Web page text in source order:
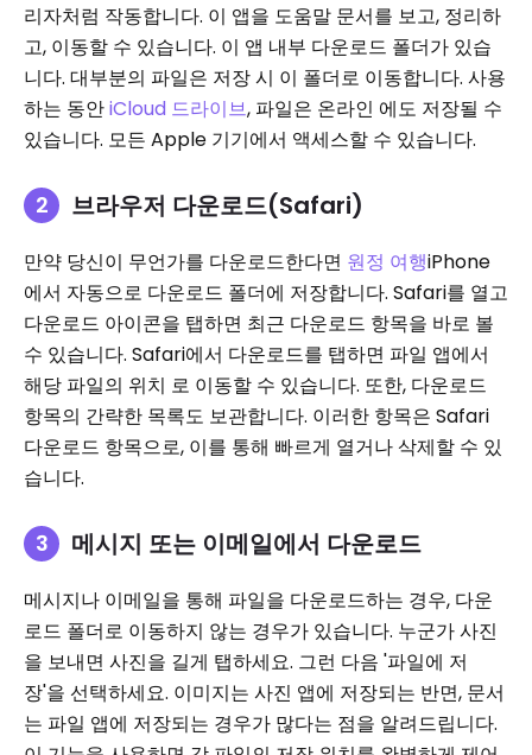
리자처럼 작동합니다. 이 앱을 도움말 문서를 보고, 정리하
고, 이동할 수 있습니다. 이 앱 내부 다운로드 폴더가 있습
니다. 대부분의 파일은 저장 시 이 폴더로 이동합니다. 사용
하는 동안iCloud 드라이브, 파일은 온라인 에도 저장될 수
있습니다. 모든 Apple 기기에서 액세스할 수 있습니다.
브라우저 다운로드(Safari)
만약 당신이 무언가를 다운로드한다면 원정 여행iPhone
에서 자동으로 다운로드 폴더에 저장합니다. Safari를 열고
다운로드 아이콘을 탭하면 최근 다운로드 항목을 바로 볼
수 있습니다. Safari에서 다운로드를 탭하면 파일 앱에서
해당 파일의 위치 로 이동할 수 있습니다. 또한, 다운로드
항목의 간략한 목록도 보관합니다. 이러한 항목은 Safari
다운로드 항목으로, 이를 통해 빠르게 열거나 삭제할 수 있
습니다.
메시지 또는 이메일에서 다운로드
메시지나 이메일을 통해 파일을 다운로드하는 경우, 다운
로드 폴더로 이동하지 않는 경우가 있습니다. 누군가 사진
을 보내면 사진을 길게 탭하세요. 그런 다음 '파일에 저
장'을 선택하세요. 이미지는 사진 앱에 저장되는 반면, 문서
는 파일 앱에 저장되는 경우가 많다는 점을 알려드립니다.